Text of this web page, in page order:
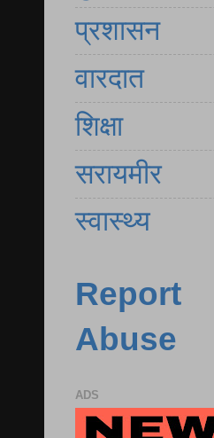
प्रशासन
वारदात
शिक्षा
सरायमीर
स्वास्थ्य
Report
Abuse
ADS